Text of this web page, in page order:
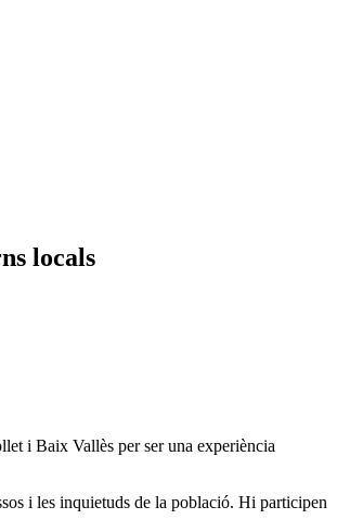
locals
i Baix Vallès per ser una experiència
i les inquietuds de la població. Hi participen